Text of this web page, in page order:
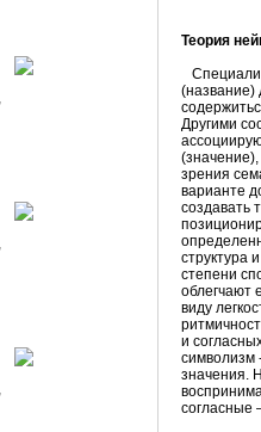
Теория
(название)
Другими
зрения
варианте
создавать
структура
степени
облегчают
виду
и
символизм
значения.
согласные